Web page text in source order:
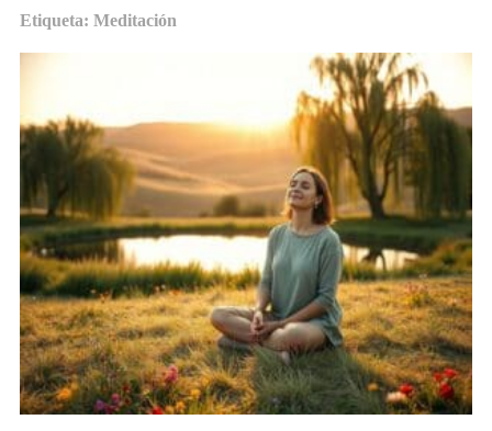
Etiqueta: Meditación